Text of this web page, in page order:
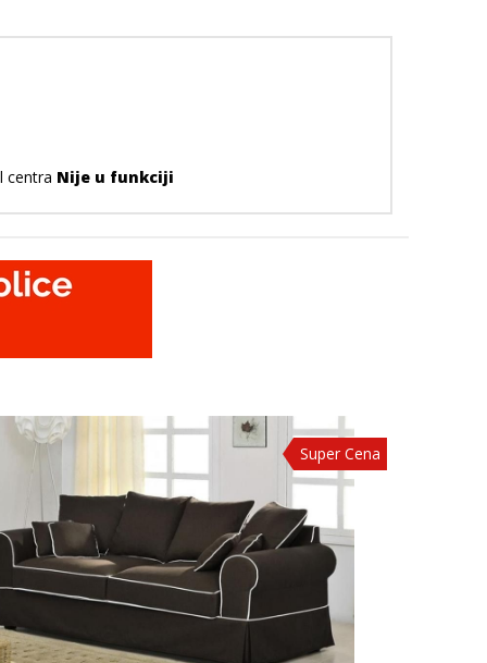
centra Nije u funkciji
Super Cena